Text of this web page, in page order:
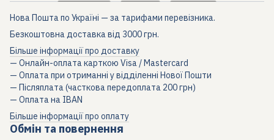
Нова Пошта по Україні — за тарифами перевізника.
Безкоштовна доставка від 3000 грн.
Більше інформації про доставку
— Онлайн-оплата карткою Visa / Mastercard
— Оплата при отриманні у відділенні Нової Пошти
— Післяплата (часткова передоплата 200 грн)
— Оплата на IBAN
Більше інформації про оплату
Обмін та повернення